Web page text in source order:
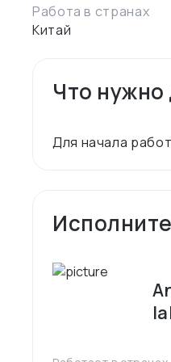
Работа в странах
Китай
Что нужно